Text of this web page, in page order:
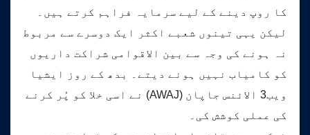
کا روپ دینے کے لیے سرمایہ فراہم کرتے ہیں۔
لیکن یہی تینوں شعبے اکثر ایک دوسرے سے مربوط
نہ ہونے کی وجہ سے بین الاقوامی شراکت داریوں
کو کامیاب نہیں ہونے دیتے۔ بدھ کے روز ایشیا
ویب3 الائنس جاپان (AWAJ) نے اسی خلا کو پُر کرنے
کی عملی کوشش کی۔